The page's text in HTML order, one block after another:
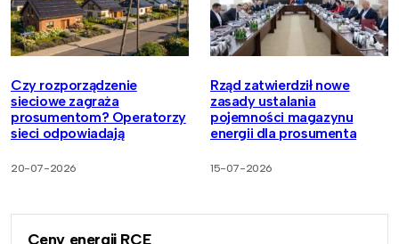
Czy rozporządzenie
sieciowe zagraża
prosumentom? Operatorzy
sieci odpowiadają
20-07-2026
Rząd zatwierdził nowe
zasady ustalania
pojemności magazynu
energii dla prosumenta
15-07-2026
Ceny energii RCE